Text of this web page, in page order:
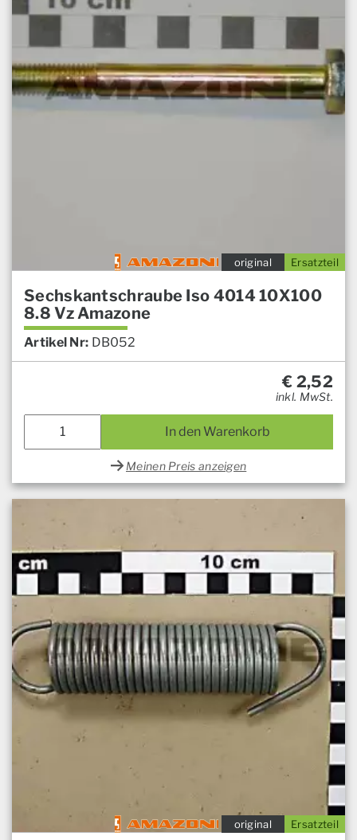
Ersatzteil
original
Sechskantschraube Iso 4014 10X100
8.8 Vz Amazone
Artikel Nr: DB052
€ 2,52
inkl. MwSt.
In den Warenkorb
Meinen Preis anzeigen
Ersatzteil
original